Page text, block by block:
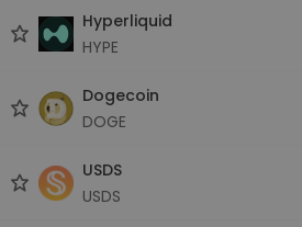
Hyperliquid
HYPE
Dogecoin
DOGE
USDS
USDS